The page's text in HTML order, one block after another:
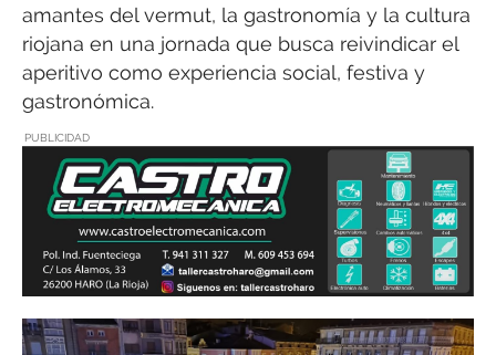
amantes del vermut, la gastronomía y la cultura
riojana en una jornada que busca reivindicar el
aperitivo como experiencia social, festiva y
gastronómica.
PUBLICIDAD